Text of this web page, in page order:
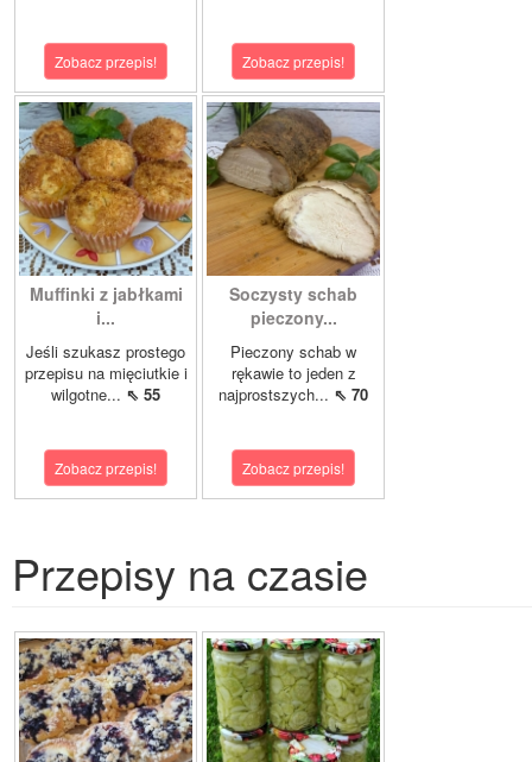
Zobacz przepis! Zobacz przepis!
Muffinki z jabłkami
i...
Jeśli szukasz prostego
przepisu na mięciutkie i
wilgotne... ⇖ 55
Zobacz przepis!
Soczysty schab
pieczony...
Pieczony schab w
rękawie to jeden z
najprostszych... ⇖ 70
Zobacz przepis!
Przepisy na czasie